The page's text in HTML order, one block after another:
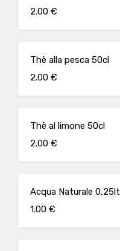
2.00 €
Thè alla pesca 50cl
2.00 €
Thè al limone 50cl
2.00 €
Acqua Naturale 0,25lt
1.00 €